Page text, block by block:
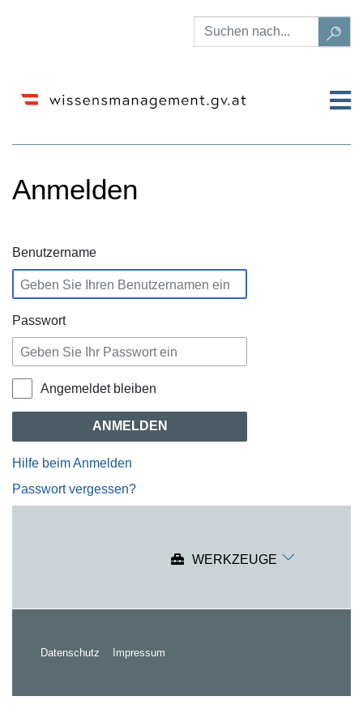
Anmelden
Wechseln zu:Navigation
Benutzername
Passwort
Angemeldet bleiben
ANMELDEN
Hilfe beim Anmelden
Passwort vergessen?
WERKZEUGE
Datenschutz Impressum